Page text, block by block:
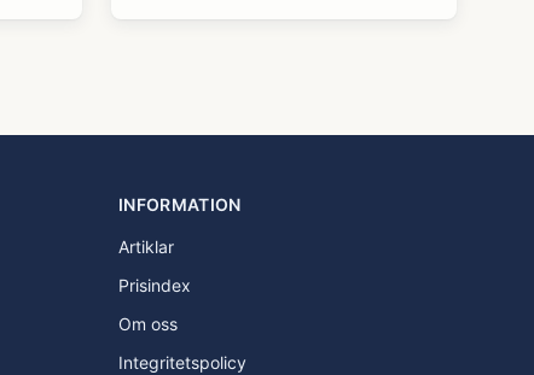
INFORMATION
Artiklar
Prisindex
Om oss
Integritetspolicy